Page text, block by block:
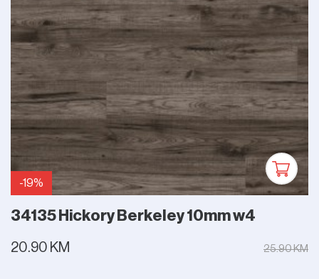
-19%
34135 Hickory Berkeley 10mm w4
20.90 KM 25.90 KM